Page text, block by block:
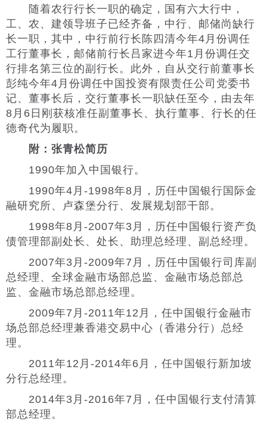
随着农行行长一职的确定，国有六大行中，
工、农、建领导班子已经齐备，中行、邮储尚缺行
长一职，其中，中行前行长陈四清今年4月份调任
工行董事长，邮储前行长吕家进今年1月份调任交
行排名第三位的副行长。此外，自从交行前董事长
彭纯今年4月份调任中国投资有限责任公司党委书
记、董事长后，交行董事长一职缺任至今，由去年
8月6日刚获核准任副董事长、执行董事、行长的任
德奇代为履职。
附：张青松简历
1990年加入中国银行。
1990年4月-1998年8月，历任中国银行国际金
融研究所、卢森堡分行、发展规划部干部。
1998年8月-2007年3月，历任中国银行资产负
债管理部副处长、处长、助理总经理、副总经理。
2007年3月-2009年7月，历任中国银行司库副
总经理、全球金融市场部总监、金融市场总部总
监、金融市场总部总经理。
2009年7月-2011年12月，任中国银行金融市
场总部总经理兼香港交易中心（香港分行）总经
理。
2011年12月-2014年6月，任中国银行新加坡
分行总经理。
2014年3月-2016年7月，任中国银行支付清算
部总经理。